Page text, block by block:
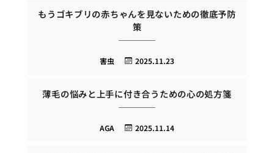
もうゴキブリの赤ちゃんを見ないための徹底予防
策
2025.11.23
害虫
薄毛の悩みと上手に付き合うための心の処方箋
2025.11.14
AGA